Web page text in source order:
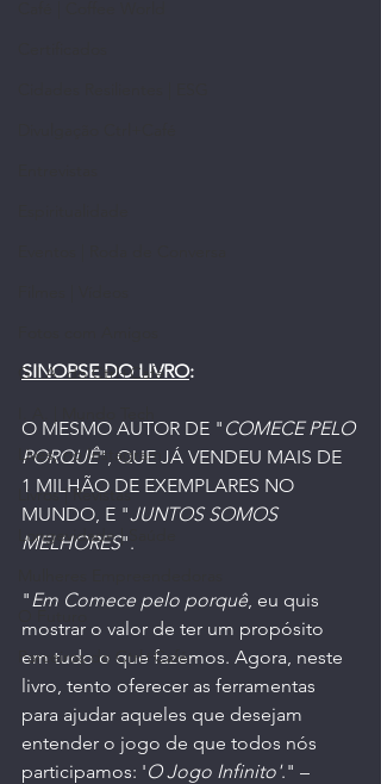
G.I.A. do Ctrl+Café
Lives, no Instagram
Livros | Revistas
Longevidade | Saúde
Parceiros do Ctrl+Café
SINOPSE DO LIVRO:
O MESMO AUTOR DE " COMECE PELO
PORQUÊ", QUE JÁ VENDEU MAIS DE
1 MILHÃO DE EXEMPLARES NO
MUNDO, E "JUNTOS SOMOS
MELHORES".
" Em Comece pelo porquê , eu quis
mostrar o valor de ter um propósito
em tudo o que fazemos. Agora, neste
livro, tento oferecer as ferramentas
para ajudar aqueles que desejam
entender o jogo de que todos nós
participamos: 'O Jogo Infinito'." –